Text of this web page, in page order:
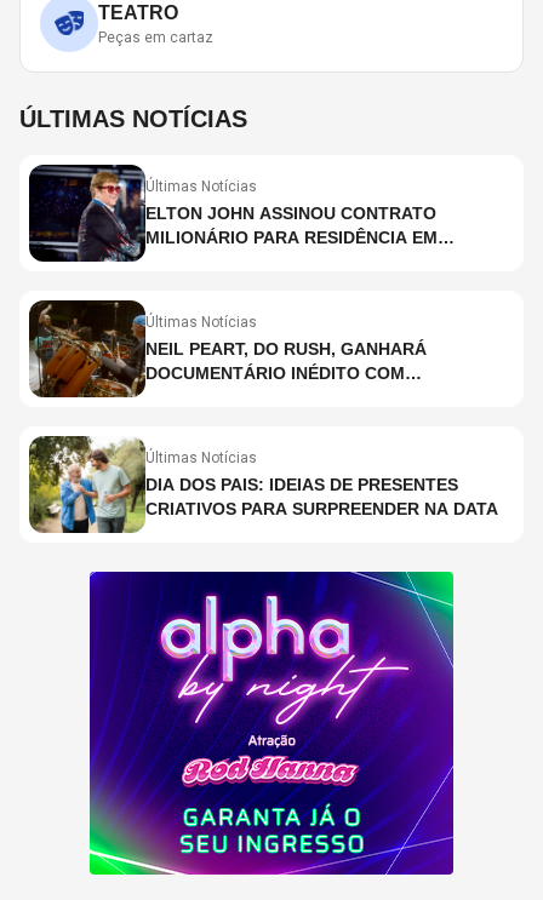
TEATRO
Peças em cartaz
ÚLTIMAS NOTÍCIAS
Últimas Notícias
ELTON JOHN ASSINOU CONTRATO
MILIONÁRIO PARA RESIDÊNCIA EM
Últimas Notícias
NEIL PEART, DO RUSH, GANHARÁ
DOCUMENTÁRIO INÉDITO COM
Últimas Notícias
DIA DOS PAIS: IDEIAS DE PRESENTES
CRIATIVOS PARA SURPREENDER NA DATA